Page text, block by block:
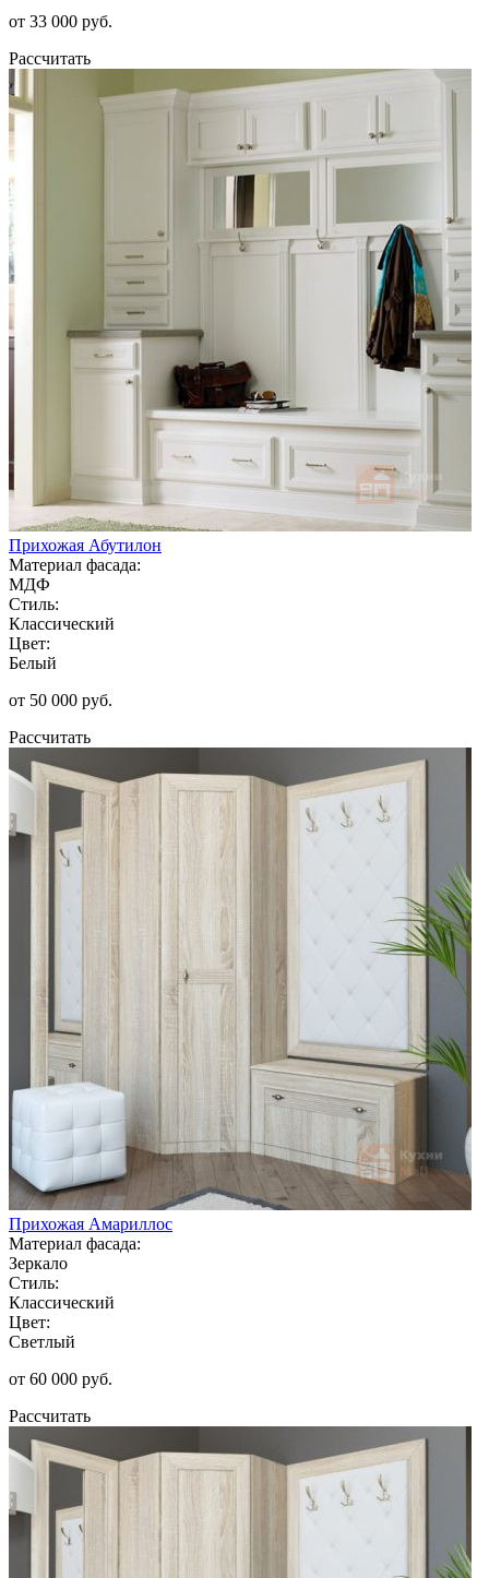
от 33 000 руб.
Рассчитать
Прихожая Абутилон
Материал фасада:
МДФ
Стиль:
Классический
Цвет:
Белый
от 50 000 руб.
Рассчитать
Прихожая Амариллос
Материал фасада:
Зеркало
Стиль:
Классический
Цвет:
Светлый
от 60 000 руб.
Рассчитать